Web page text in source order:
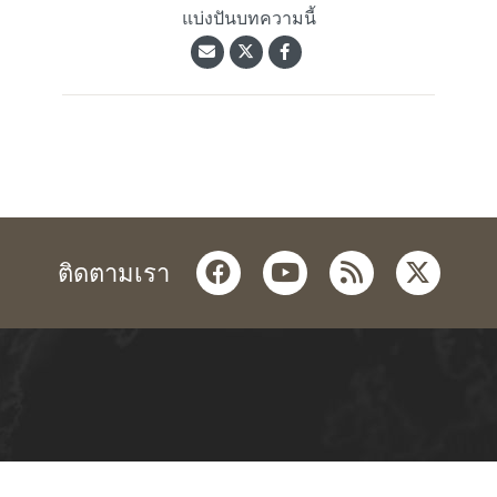
แบ่งปันบทความนี้
ติดตามเรา facebookyoutube
rss twitter